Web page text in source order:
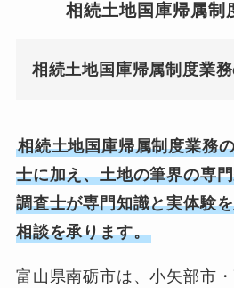
相続土地国庫帰属制
相続土地国庫帰属制度業
相続土地国庫帰属制度業務
士に加え、土地の筆界の専
調査士が専門知識と実体験
相談を承ります。
富山県南砺市は、小矢部市